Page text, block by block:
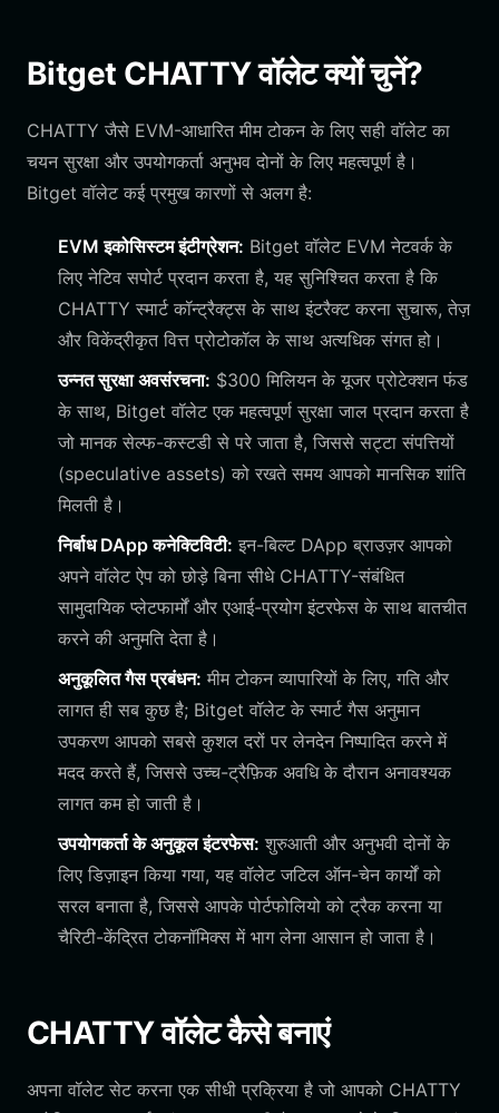
Bitget CHATTY वॉलेट क्यों चुनें?
CHATTY जैसे EVM-आधारित मीम टोकन के लिए सही वॉलेट का
चयन सुरक्षा और उपयोगकर्ता अनुभव दोनों के लिए महत्वपूर्ण है।
Bitget वॉलेट कई प्रमुख कारणों से अलग है:
EVM इकोसिस्टम इंटीग्रेशन: Bitget वॉलेट EVM नेटवर्क के
लिए नेटिव सपोर्ट प्रदान करता है, यह सुनिश्चित करता है कि
CHATTY स्मार्ट कॉन्ट्रैक्ट्स के साथ इंटरैक्ट करना सुचारू, तेज़
और विकेंद्रीकृत वित्त प्रोटोकॉल के साथ अत्यधिक संगत हो।
उन्नत सुरक्षा अवसंरचना: $300 मिलियन के यूजर प्रोटेक्शन फंड
के साथ, Bitget वॉलेट एक महत्वपूर्ण सुरक्षा जाल प्रदान करता है
जो मानक सेल्फ-कस्टडी से परे जाता है, जिससे सट्टा संपत्तियों
(speculative assets) को रखते समय आपको मानसिक शांति
मिलती है।
निर्बाध DApp कनेक्टिविटी: इन-बिल्ट DApp ब्राउज़र आपको
अपने वॉलेट ऐप को छोड़े बिना सीधे CHATTY-संबंधित
सामुदायिक प्लेटफार्मों और एआई-प्रयोग इंटरफेस के साथ बातचीत
करने की अनुमति देता है।
अनुकूलित गैस प्रबंधन: मीम टोकन व्यापारियों के लिए, गति और
लागत ही सब कुछ है; Bitget वॉलेट के स्मार्ट गैस अनुमान
उपकरण आपको सबसे कुशल दरों पर लेनदेन निष्पादित करने में
मदद करते हैं, जिससे उच्च-ट्रैफ़िक अवधि के दौरान अनावश्यक
लागत कम हो जाती है।
उपयोगकर्ता के अनुकूल इंटरफेस: शुरुआती और अनुभवी दोनों के
लिए डिज़ाइन किया गया, यह वॉलेट जटिल ऑन-चेन कार्यों को
सरल बनाता है, जिससे आपके पोर्टफोलियो को ट्रैक करना या
चैरिटी-केंद्रित टोकनॉमिक्स में भाग लेना आसान हो जाता है।
CHATTY वॉलेट कैसे बनाएं
अपना वॉलेट सेट करना एक सीधी प्रक्रिया है जो आपको CHATTY